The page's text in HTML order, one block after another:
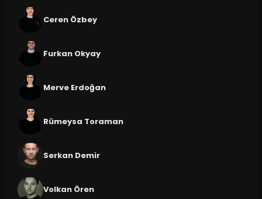
Ceren Özbey
Furkan Okyay
Merve Erdoğan
Rümeysa Toraman
Serkan Demir
Volkan Ören